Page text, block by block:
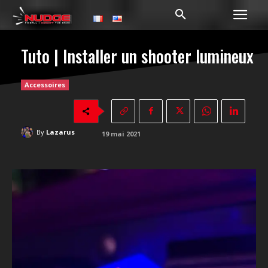
Tuto | Installer un shooter lumineux
Accessoires
By Lazarus 19 mai 2021